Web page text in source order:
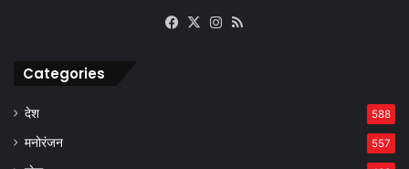
Facebook
X Instagram
Categories
देश 588
मनोरंजन 557